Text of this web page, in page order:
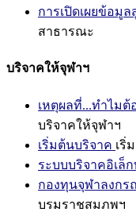
การเปิดเผยข้อมู
สาธารณะ
บริจาคให้จุฬาฯ
เหตุผลที่...ทำไมต้
บริจาคให้จุฬาฯ
เริ่มต้นบริจาค เริ่
ระบบบริจาคอิเล็
กองทุนจุฬาลงก
บรมราชสมภพฯ